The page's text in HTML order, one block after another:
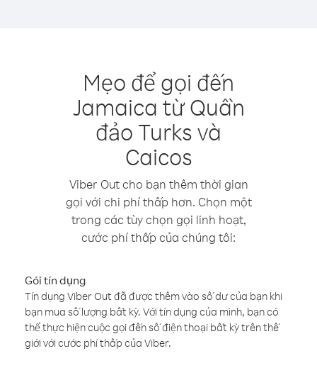
Mẹo để gọi đến
Jamaica từ Quần
đảo Turks và
Caicos
Viber Out cho bạn thêm thời gian
gọi với chi phí thấp hơn. Chọn một
trong các tùy chọn gọi linh hoạt,
cước phí thấp của chúng tôi:
Gói tín dụng
Tín dụng Viber Out đã được thêm vào số dư của bạn khi
bạn mua số lượng bất kỳ. Với tín dụng của mình, bạn có
thể thực hiện cuộc gọi đến số điện thoại bất kỳ trên thế
giới với cước phí thấp của Viber.